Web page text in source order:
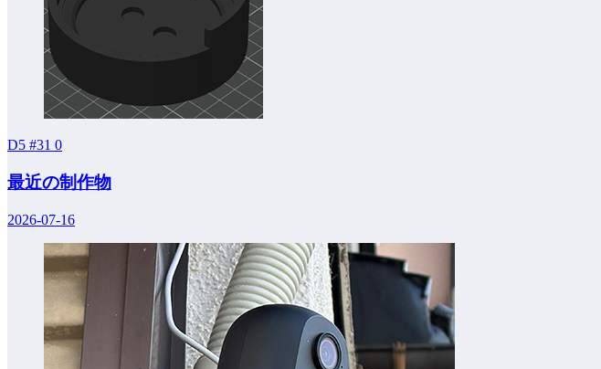
D5 #31 0
最近の制作物
2026-07-16